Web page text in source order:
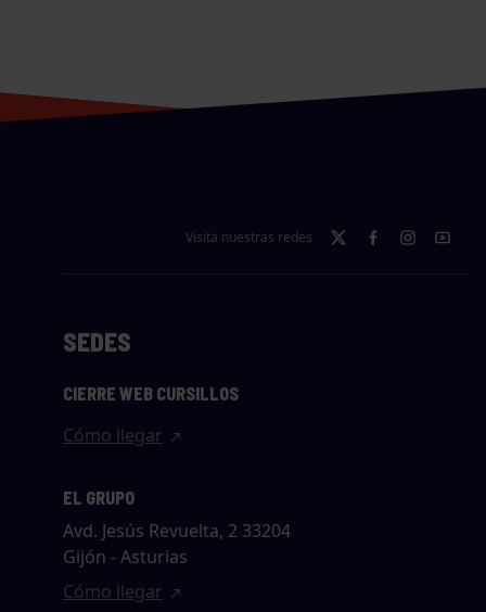
Visita nuestras redes
SEDES
CIERRE WEB CURSILLOS
Cómo llegar
EL GRUPO
Avd. Jesús Revuelta, 2 33204
Gijón - Asturias
Cómo llegar